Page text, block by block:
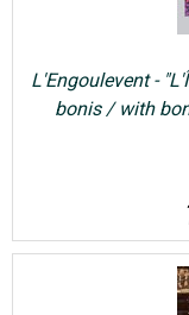
L'Engoulevent -
bonis / with